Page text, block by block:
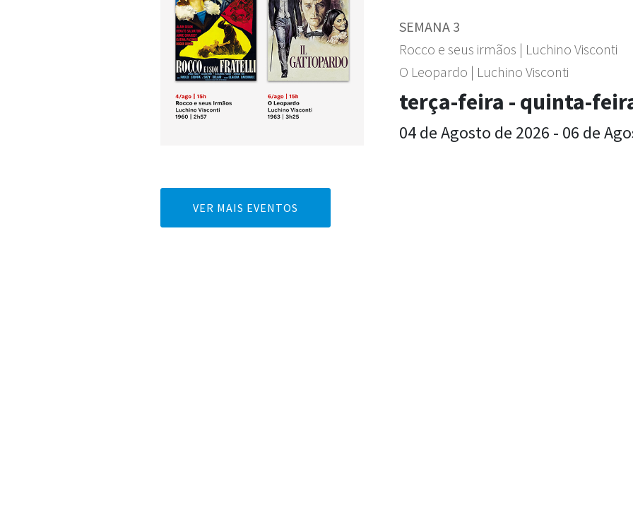
SEMANA 3
Rocco e seus irmãos | Luchino Visconti
O Leopardo | Luchino Visconti
terça-feira - quinta-
04 de Agosto de 2026 - 06 de
VER MAIS EVENTOS